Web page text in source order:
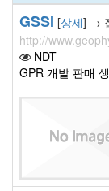
GSSI [상세] →
http://
NDT
GPR 개발 판매